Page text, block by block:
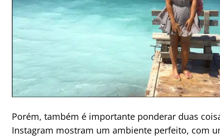
Porém, também é importante ponderar duas
Instagram mostram um ambiente perfeito, com